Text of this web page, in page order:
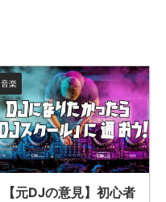
音楽
【元DJの意見】初心者